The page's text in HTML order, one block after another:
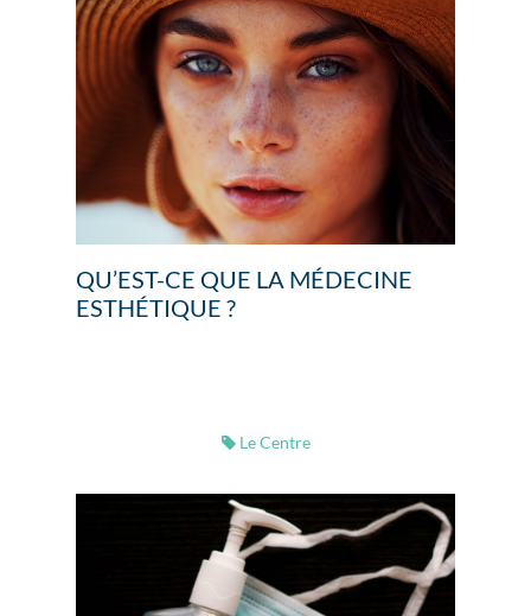
QU’EST-CE QUE LA MÉDECINE
ESTHÉTIQUE ?
Le Centre